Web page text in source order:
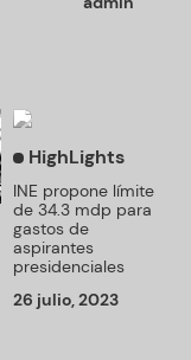
HighLights
INE propone límite
de 34.3 mdp para
gastos de
aspirantes
presidenciales
26 julio, 2023